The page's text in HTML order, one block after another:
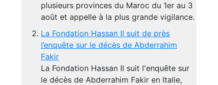
plusieurs provinces du Maroc du 1er au 3
août et appelle à la plus grande vigilance.
La Fondation Hassan II suit de près
l’enquête sur le décès de Abderrahim
Fakir
La Fondation Hassan II suit l'enquête sur
le décès de Abderrahim Fakir en Italie,